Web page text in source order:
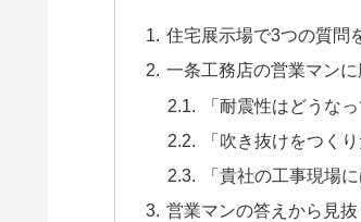
住宅展示場で3つの質問
一条工務店の営業マン
「耐震性はどうな
「吹き抜けをつく
「貴社の工事現場
営業マンの答えから見